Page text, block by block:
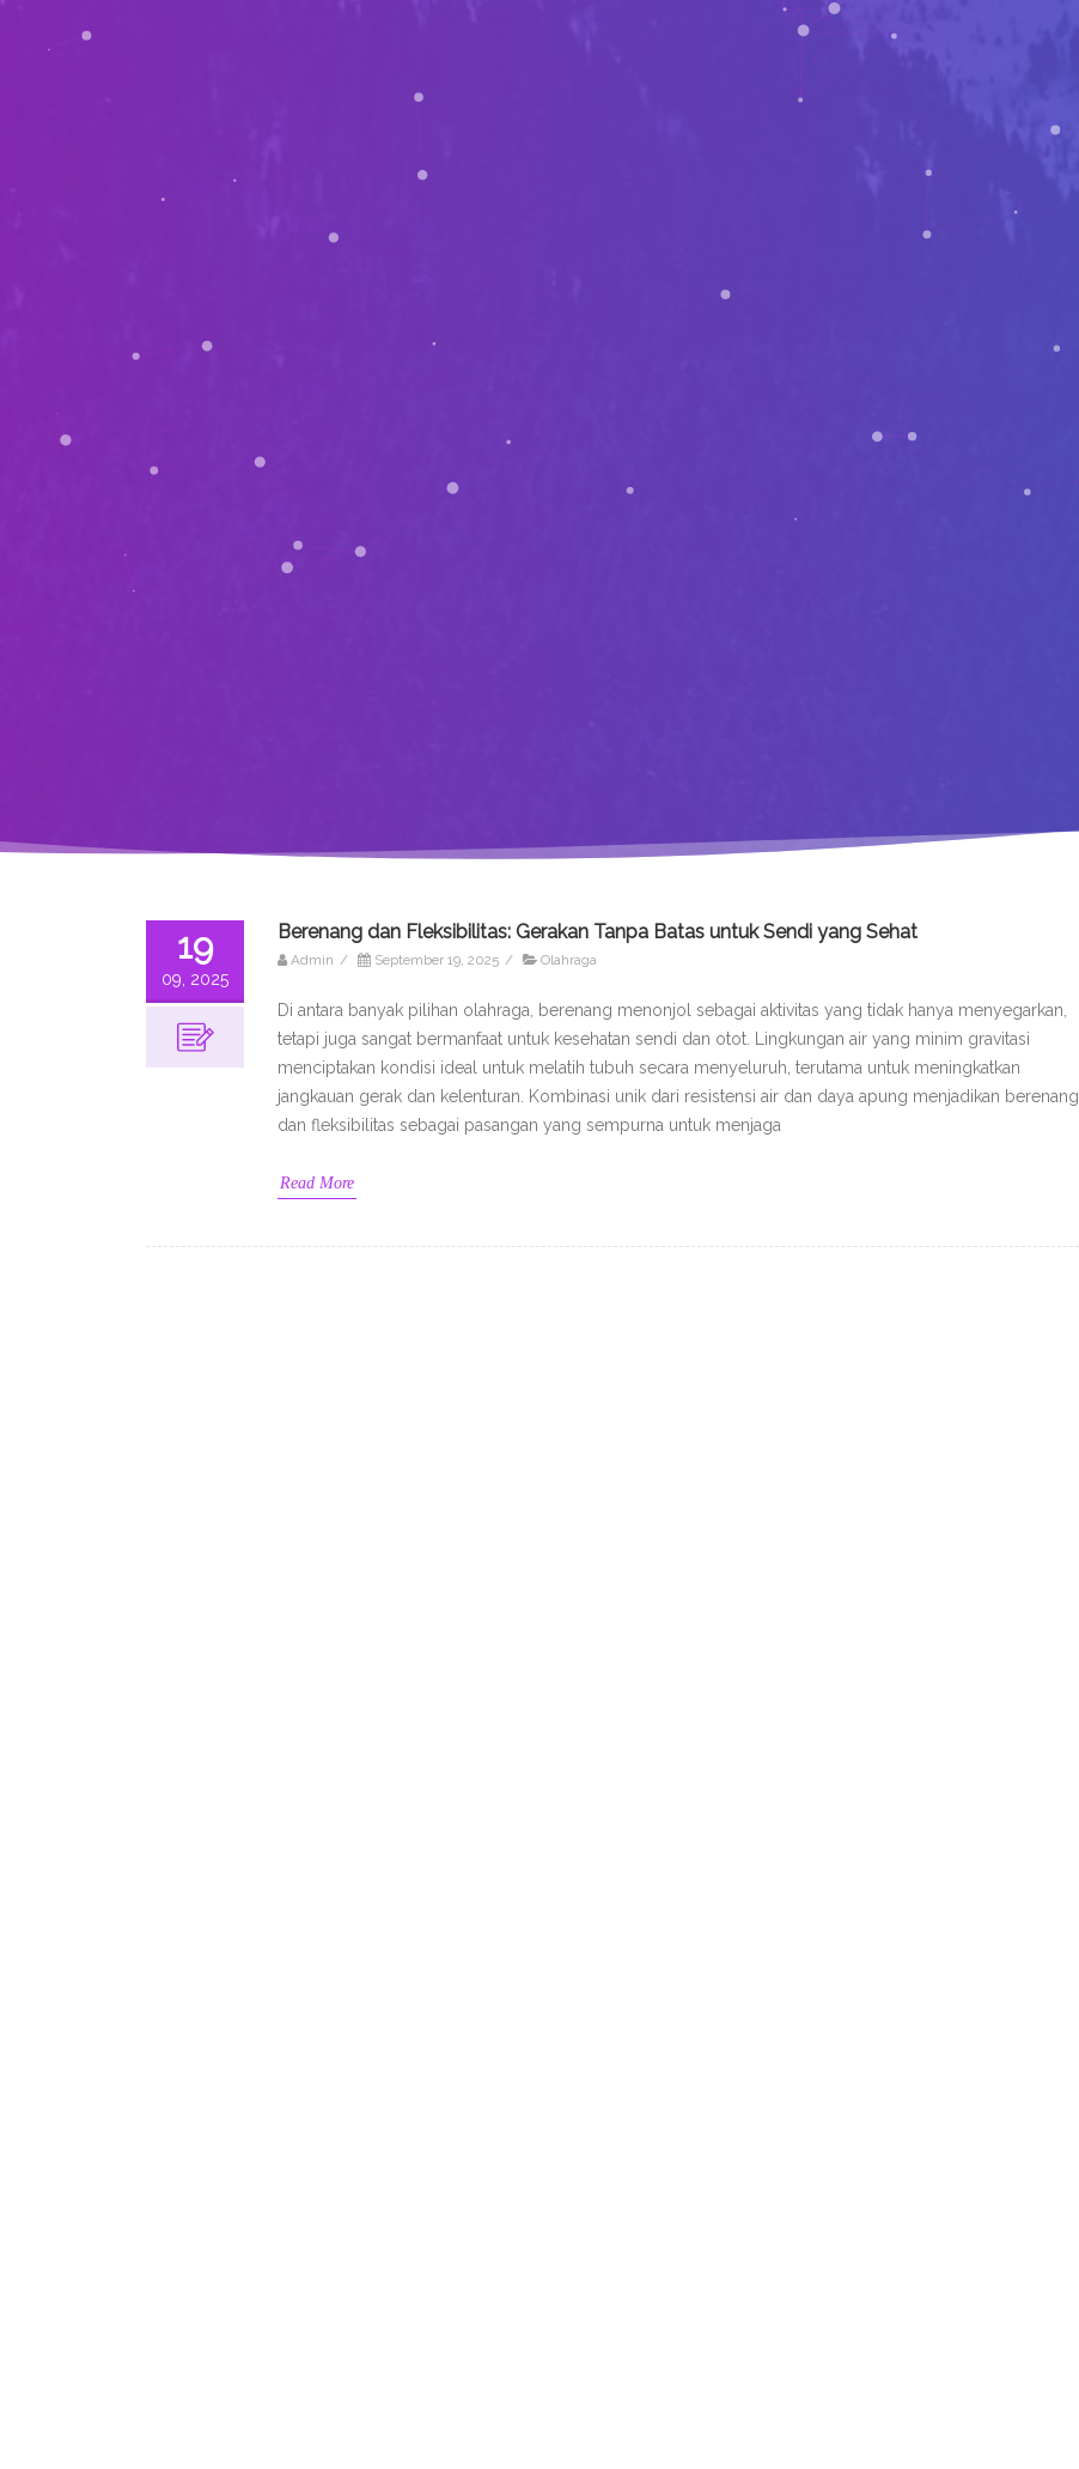
19
09, 2025
Berenang dan Fleksibilitas: Gerakan Tanpa Batas untuk Sendi yang Sehat
Admin / September 19, 2025 / Olahraga
Di antara banyak pilihan olahraga, berenang menonjol sebagai aktivitas yang tidak hanya menyegarkan,
tetapi juga sangat bermanfaat untuk kesehatan sendi dan otot. Lingkungan air yang minim gravitasi
menciptakan kondisi ideal untuk melatih tubuh secara menyeluruh, terutama untuk meningkatkan
jangkauan gerak dan kelenturan. Kombinasi unik dari resistensi air dan daya apung menjadikan berenang
dan fleksibilitas sebagai pasangan yang sempurna untuk menjaga
Read More